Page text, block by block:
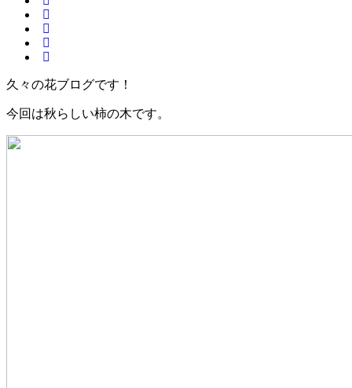
久々の花ブログです！
今回は秋らしい柿の木です。